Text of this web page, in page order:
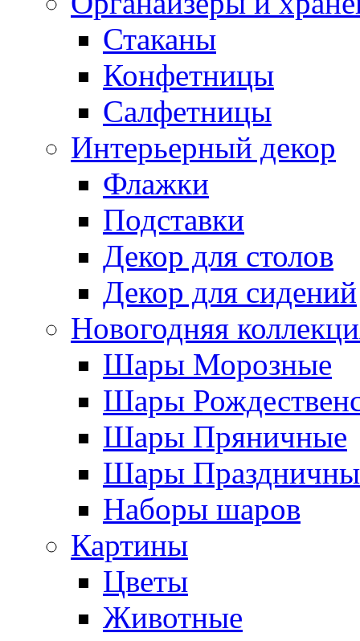
Стаканы
Конфетницы
Салфетницы
Интерьерный декор
Флажки
Подставки
Декор для столов
Декор для сидений
Новогодняя
Шары Морозные
Шары
Шары Пряничные
Шары
Наборы шаров
Картины
Цветы
Животные